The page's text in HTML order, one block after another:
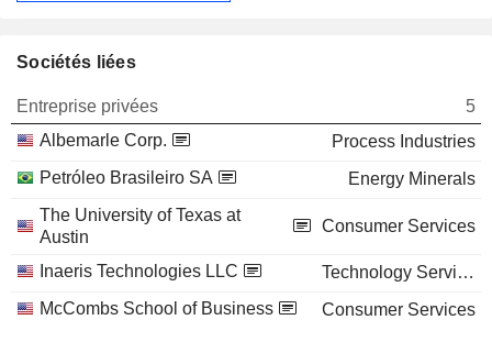
Sociétés liées
Entreprise privées
5
Albemarle Corp.
Process Industries
Petróleo Brasileiro SA
Energy Minerals
The University of Texas at
Austin
Consumer Services
Inaeris Technologies LLC
Technology Services
McCombs School of Business
Consumer Services